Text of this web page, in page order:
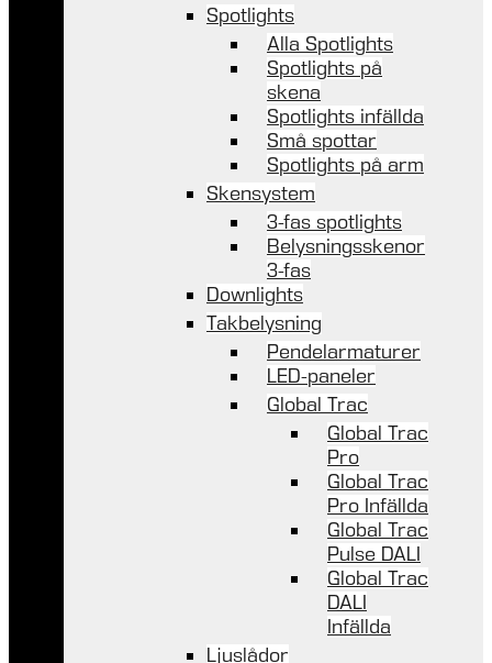
Spotlights
Alla Spotlights
Spotlights på
skena
Spotlights infällda
Små spottar
Spotlights på arm
Skensystem
3-fas spotlights
Belysningsskenor
3-fas
Downlights
Takbelysning
Pendelarmaturer
LED-paneler
Global Trac
Global Trac
Pro
Global Trac
Pro Infällda
Global Trac
Pulse DALI
Global Trac
DALI
Infällda
Ljuslådor